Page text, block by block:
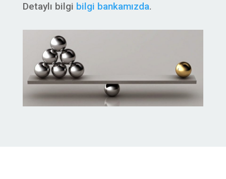
Detaylı bilgi bilgi bankamızda.